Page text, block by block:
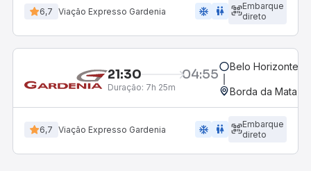
6,7 Viação Expresso Gardenia ac_unit wc
Embarque
direto
21:30 04:55
Duração: 7h 25m
Belo Horizonte,
Borda da Mata,
6,7 Viação Expresso Gardenia ac_unit wc
Embarque
direto